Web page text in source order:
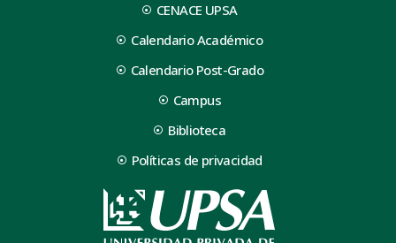
CENACE UPSA
Calendario Académico
Calendario Post-Grado
Campus
Biblioteca
Políticas de privacidad